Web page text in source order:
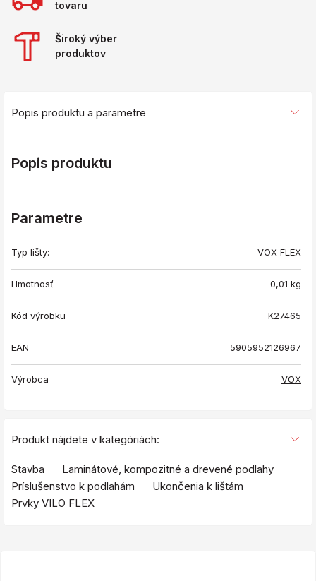
tovaru
Široký výber
produktov
Popis produktu a parametre
Popis produktu
Parametre
Typ lišty: VOX FLEX
Hmotnosť 0,01 kg
Kód výrobku K27465
EAN 5905952126967
Výrobca VOX
Produkt nájdete v kategóriách:
Stavba
Laminátové, kompozitné a drevené podlahy
Príslušenstvo k podlahám
Ukončenia k lištám
Prvky VILO FLEX